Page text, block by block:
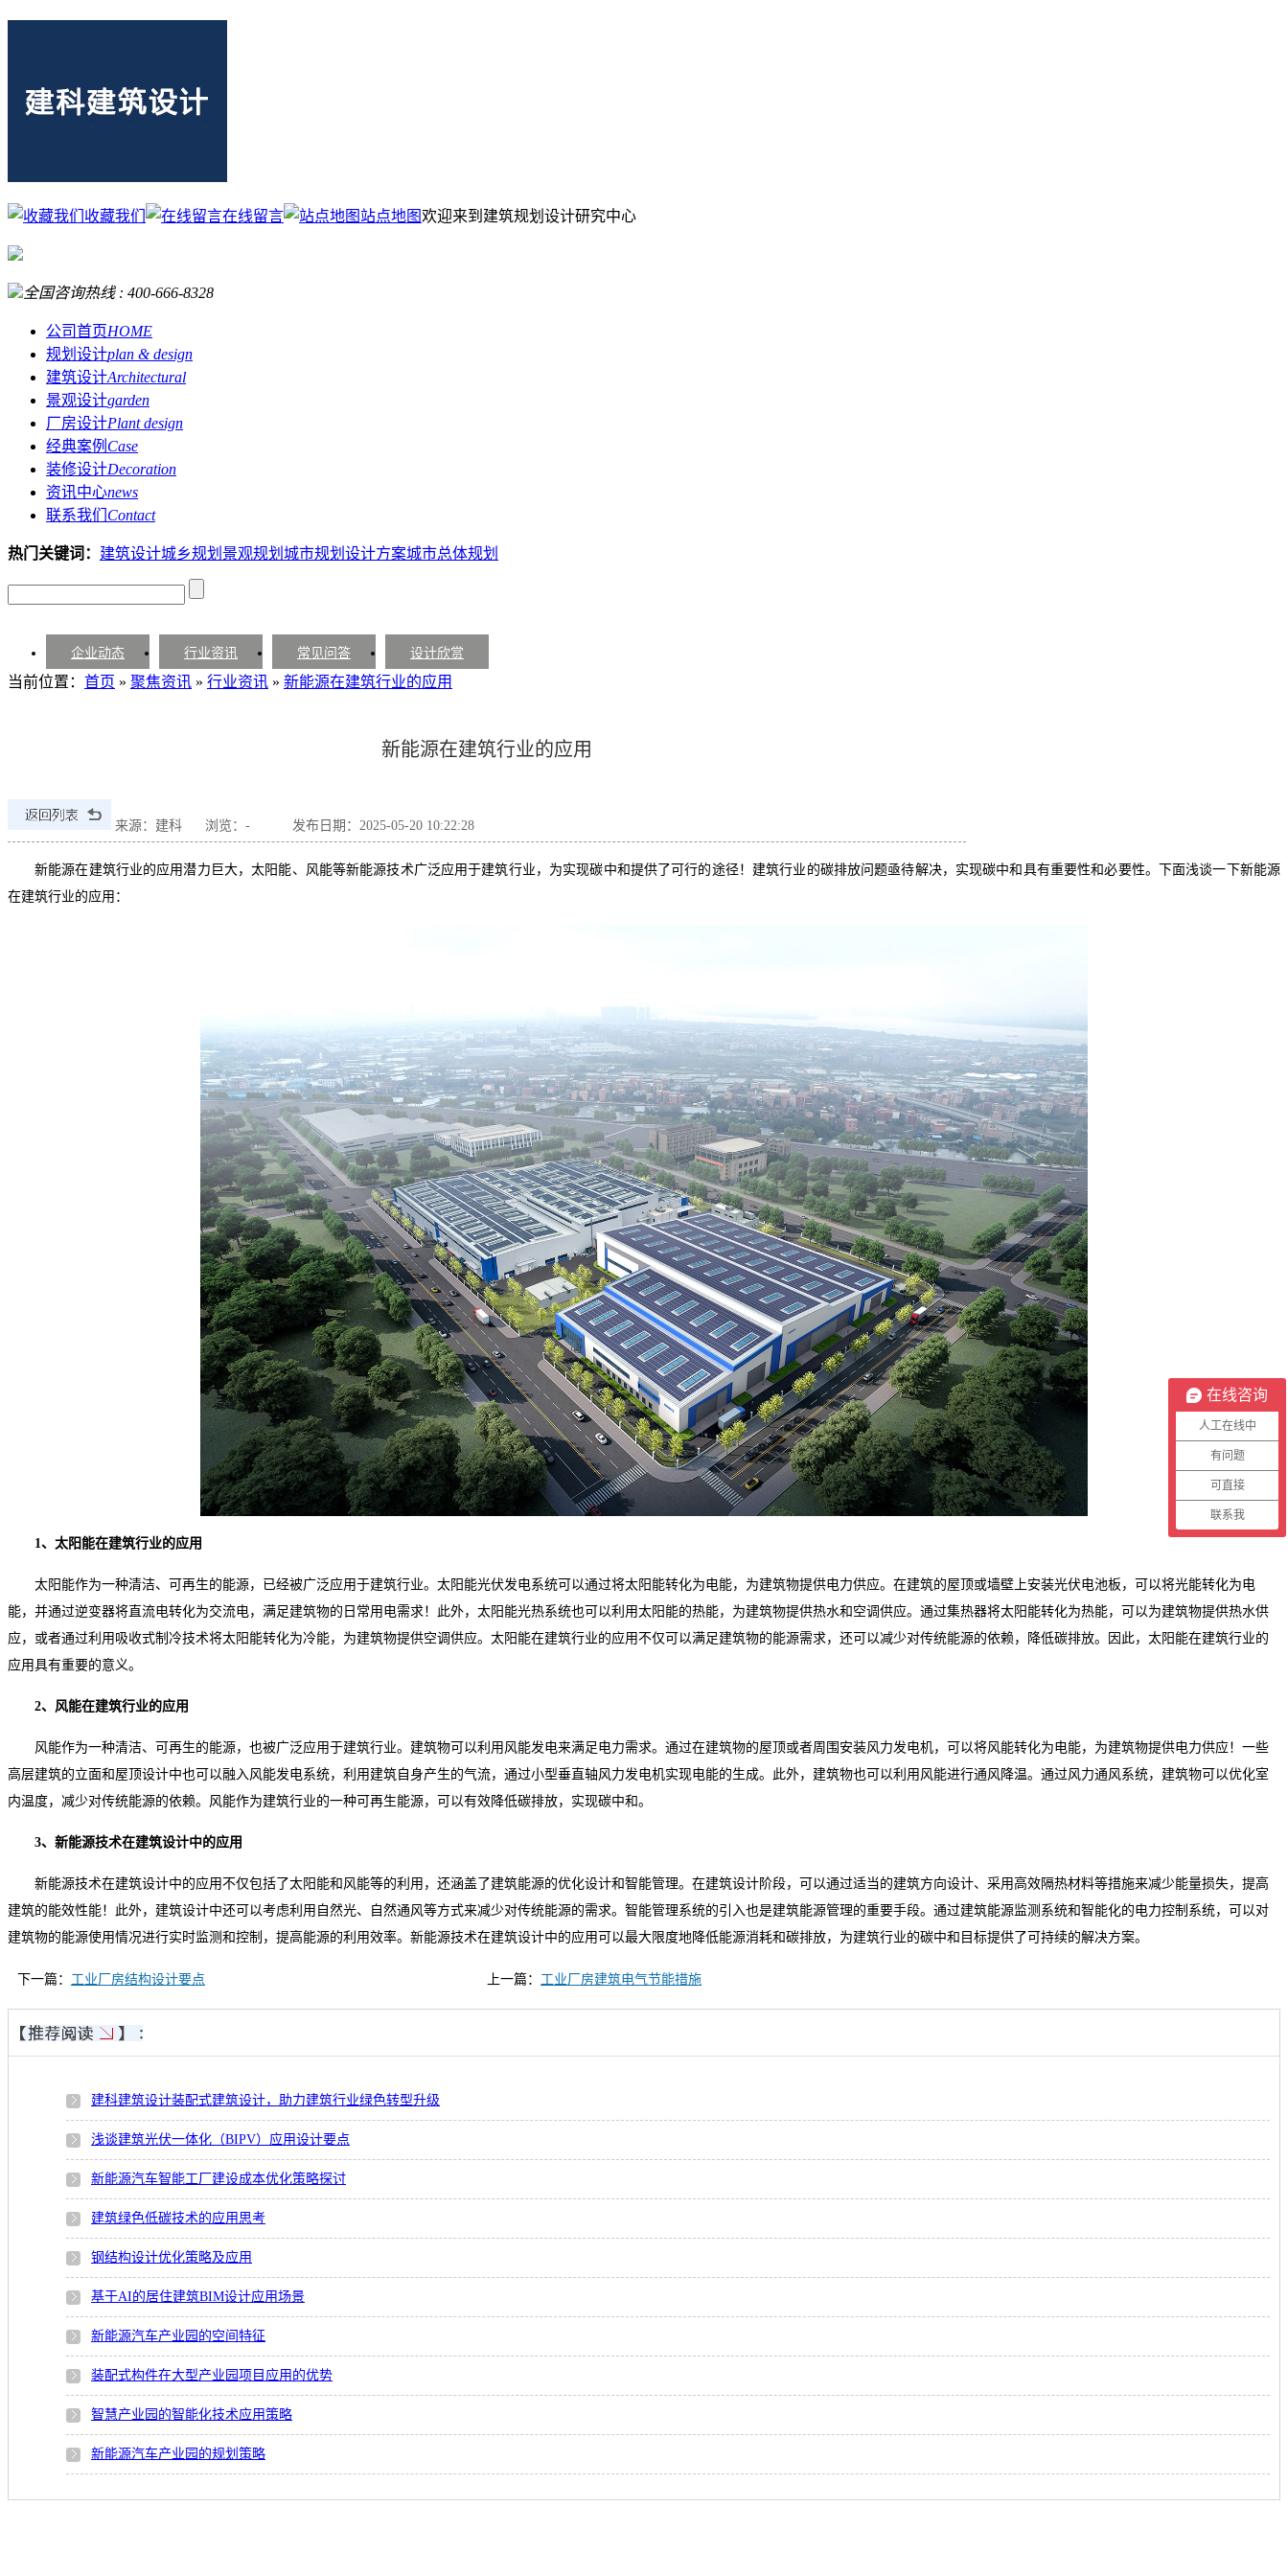
收藏我们 在线留言 站点地图欢迎来到建筑规划设计研究中心
全国咨询热线 : 400-666-8328
公司首页HOME
规划设计plan & design
建筑设计Architectural
景观设计garden
厂房设计Plant design
经典案例 Case
装修设计Decoration
资讯中心news
联系我们 Contact
热门关键词： 建筑设计城乡规划 景观规划 城市规划设计方案城市总体规划
企业动态 行业资讯 常见问答 设计欣赏
当前位置： 首页 » 聚焦资讯 » 行业资讯 » 新能源在建筑行业的应用
新能源在建筑行业的应用
来源：建科 浏览： - 发布日期：2025-05-20 10:22:28
新能源在建筑行业的应用潜力巨大，太阳能、风能等新能源技术广泛应用于建筑行业，为实现碳中和提供了可行的途径！建筑行业的碳排放问题亟待解决，实现碳中和具有重要性和必要性。下面浅谈一下新能源
在建筑行业的应用：
1、太阳能在建筑行业的应用
太阳能作为一种清洁、可再生的能源，已经被广泛应用于建筑行业。太阳能光伏发电系统可以通过将太阳能转化为电能，为建筑物提供电力供应。在建筑的屋顶或墙壁上安装光伏电池板，可以将光能转化为电
能，并通过逆变器将直流电转化为交流电，满足建筑物的日常用电需求！此外，太阳能光热系统也可以利用太阳能的热能，为建筑物提供热水和空调供应。通过集热器将太阳能转化为热能，可以为建筑物提供热水供
应，或者通过利用吸收式制冷技术将太阳能转化为冷能，为建筑物提供空调供应。太阳能在建筑行业的应用不仅可以满足建筑物的能源需求，还可以减少对传统能源的依赖，降低碳排放。因此，太阳能在建筑行业的
应用具有重要的意义。
2、风能在建筑行业的应用
风能作为一种清洁、可再生的能源，也被广泛应用于建筑行业。建筑物可以利用风能发电来满足电力需求。通过在建筑物的屋顶或者周围安装风力发电机，可以将风能转化为电能，为建筑物提供电力供应！一些
高层建筑的立面和屋顶设计中也可以融入风能发电系统，利用建筑自身产生的气流，通过小型垂直轴风力发电机实现电能的生成。此外，建筑物也可以利用风能进行通风降温。通过风力通风系统，建筑物可以优化室
内温度，减少对传统能源的依赖。风能作为建筑行业的一种可再生能源，可以有效降低碳排放，实现碳中和。
3、新能源技术在建筑设计中的应用
新能源技术在建筑设计中的应用不仅包括了太阳能和风能等的利用，还涵盖了建筑能源的优化设计和智能管理。在建筑设计阶段，可以通过适当的建筑方向设计、采用高效隔热材料等措施来减少能量损失，提高
建筑的能效性能！此外，建筑设计中还可以考虑利用自然光、自然通风等方式来减少对传统能源的需求。智能管理系统的引入也是建筑能源管理的重要手段。通过建筑能源监测系统和智能化的电力控制系统，可以对
建筑物的能源使用情况进行实时监测和控制，提高能源的利用效率。新能源技术在建筑设计中的应用可以最大限度地降低能源消耗和碳排放，为建筑行业的碳中和目标提供了可持续的解决方案。
下一篇： 工业厂房结构设计要点 上一篇： 工业厂房建筑电气节能措施
建科建筑设计装配式建筑设计，助力建筑行业绿色转型升级
浅谈建筑光伏一体化（BIPV）应用设计要点
新能源汽车智能工厂建设成本优化策略探讨
建筑绿色低碳技术的应用思考
钢结构设计优化策略及应用
基于AI的居住建筑BIM设计应用场景
新能源汽车产业园的空间特征
装配式构件在大型产业园项目应用的优势
智慧产业园的智能化技术应用策略
新能源汽车产业园的规划策略
在线咨询
人工在线中
有问题
可直接
联系我